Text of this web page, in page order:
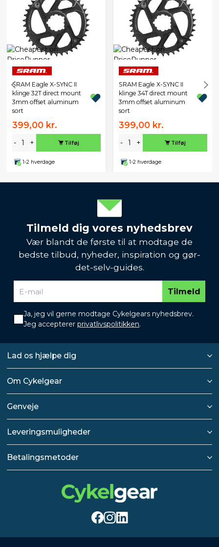
SRAM Eagle X-SYNC II
klinge 32T direct mount
3mm offset aluminum
sort
399,00 kr.
- + Tilføj
1-2 hverdage
SRAM Eagle X-SYNC II
klinge 34T direct mount
3mm offset aluminum
sort
399,00 kr.
- + Tilføj
1-2 hverdage
Tilmeld dig vores nyhedsbrev
Vær blandt de første til at modtage de
bedste tilbud, nyheder, inspiration og gør-
det-selv-guides.
Tilmeld
Ja, jeg vil gerne modtage Cykelgears nyhedsbrev.
Jeg accepterer privatlivspolitikken.
Lad os hjælpe dig
Om Cykelgear
Genveje
Leveringsmuligheder
Betalingsmetoder